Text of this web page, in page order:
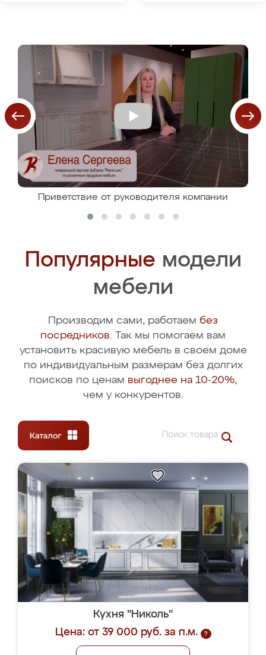
Приветствие от руководителя компании
Популярные модели
мебели
Производим сами, работаем без
посредников. Так мы помогаем вам
установить красивую мебель в своем доме
по индивидуальным размерам без долгих
поисков по ценам выгоднее на 10-20%,
чем у конкурентов.
Кухня "Николь"
Цена: от 39 000 руб. за п.м.
?